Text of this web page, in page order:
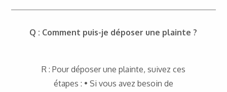
Q : Comment puis-je déposer une plainte ?
R : Pour déposer une plainte, suivez ces
étapes : • Si vous avez besoin de